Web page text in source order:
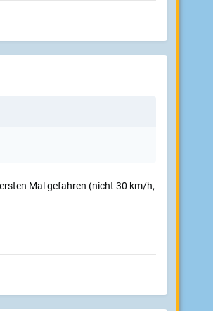
Mal gefahren (nicht 30 km/h,